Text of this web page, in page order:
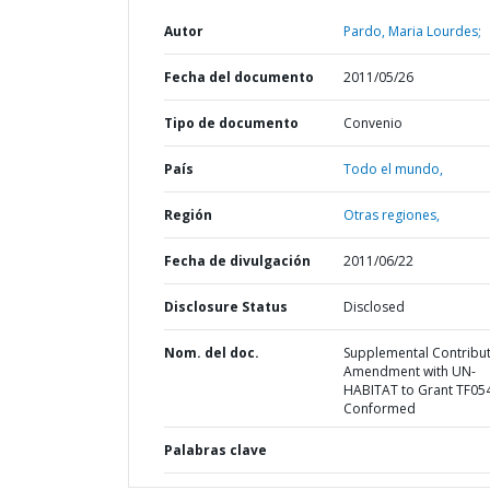
Autor Pardo, Maria Lourdes;
Fecha del documento 2011/05/26
Tipo de documento Convenio
País Todo el mundo,
Región Otras regiones,
Fecha de divulgación 2011/06/22
Disclosure Status Disclosed
Nom. del doc.
Supplemental
Amendment with UN-
HABITAT to Grant
Conformed
Palabras clave